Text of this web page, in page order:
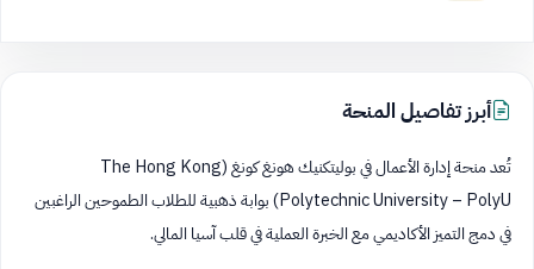
أبرز تفاصيل المنحة
تُعد منحة إدارة الأعمال في بوليتكنيك هونغ كونغ (The Hong Kong
Polytechnic University – PolyU) بوابة ذهبية للطلاب الطموحين الراغبين
في دمج التميز الأكاديمي مع الخبرة العملية في قلب آسيا المالي.